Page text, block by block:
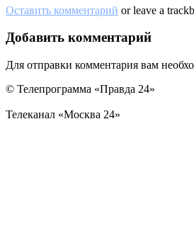
Оставить комментарий or leave a
Добавить комментарий
Для отправки комментария вам
© Телепрограмма «Правда 24»
Телеканал «Москва 24»